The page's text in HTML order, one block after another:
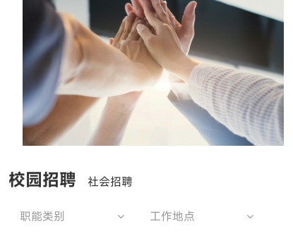
校园招聘 社会招聘
职能类别 工作地点